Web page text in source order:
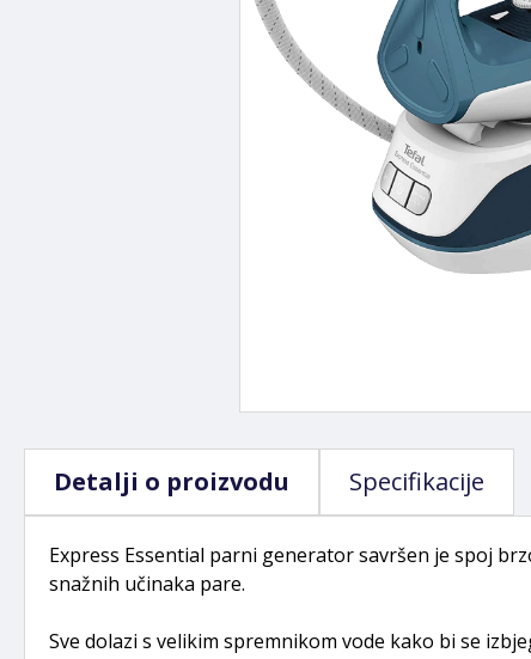
Detalji o proizvodu Specifikacije
Express Essential parni generator savršen je spoj
snažnih učinaka pare.
Sve dolazi s velikim spremnikom vode kako bi se